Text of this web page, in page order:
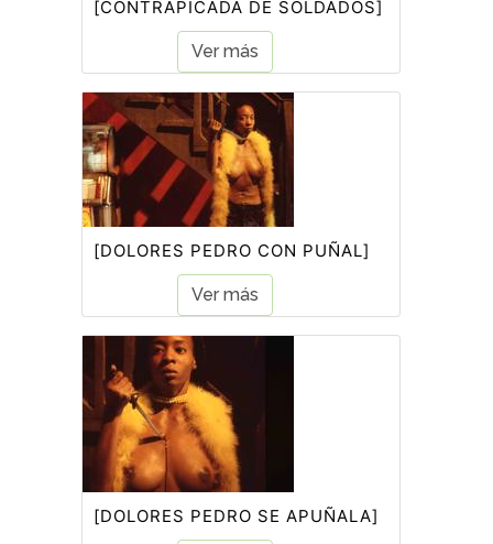
[CONTRAPICADA DE SOLDADOS]
Ver más
[DOLORES PEDRO CON PUÑAL]
Ver más
[DOLORES PEDRO SE APUÑALA]